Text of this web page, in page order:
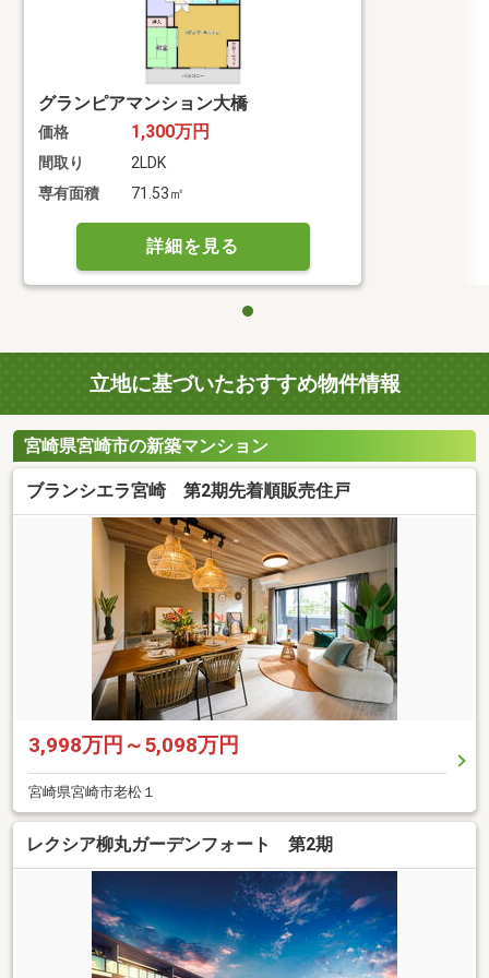
グランピアマンション大橋
価格 1,300万円
間取り
2LDK
専有面積
71.53㎡
詳細を見る
立地に基づいたおすすめ物件情報
宮崎県宮崎市の新築マンション
ブランシエラ宮崎 第2期先着順販売住戸
3,998万円～5,098万円
宮崎県宮崎市老松１
レクシア柳丸ガーデンフォート 第2期